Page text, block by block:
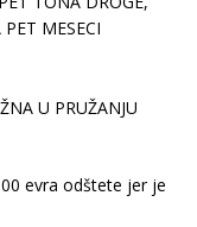
MESECI
U PRUŽANJU
evra odštete jer je